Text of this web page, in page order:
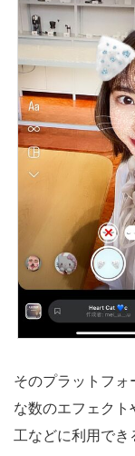
そのプラットフォ
な数のエフェクト
工などに利用でき